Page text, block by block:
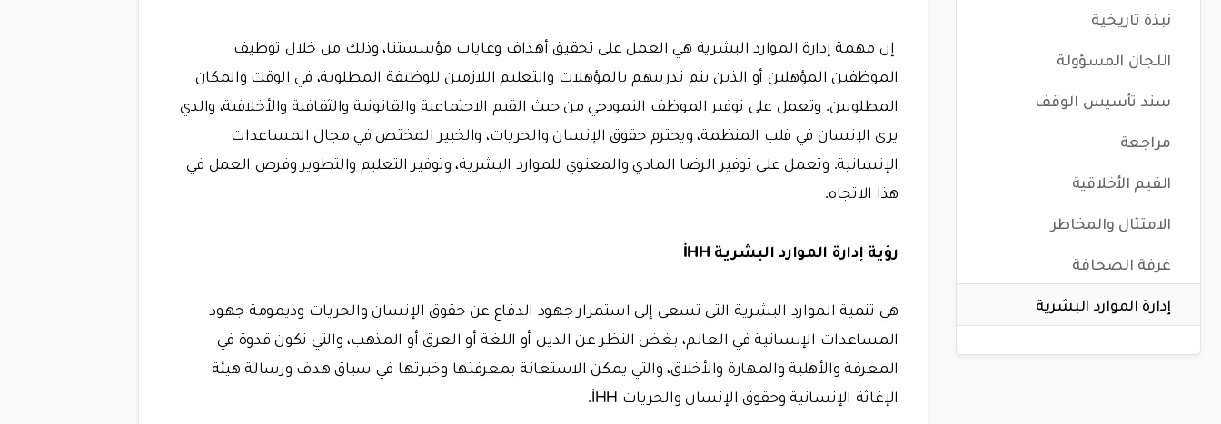
نبذة تاريخية
اللجان المسؤولة
سند تأسيس الوقف
مراجعة
القيم الأخلاقية
الامتثال والمخاطر
غرفة الصحافة
إدارة الموارد البشرية
إن مهمة إدارة الموارد البشرية هي العمل على تحقيق أهداف وغايات مؤسستنا، وذلك من خلال توظيف
الموظفين المؤهلين أو الذين يتم تدريبهم بالمؤهلات والتعليم اللازمين للوظيفة المطلوبة، في الوقت والمكان
المطلوبين. وتعمل على توفير الموظف النموذجي من حيث القيم الاجتماعية والقانونية والثقافية والأخلاقية، والذي
يرى الإنسان في قلب المنظمة، ويحترم حقوق الإنسان والحريات، والخبير المختص في مجال المساعدات
الإنسانية. وتعمل على توفير الرضا المادي والمعنوي للموارد البشرية، وتوفير التعليم والتطوير وفرص العمل في
هذا الاتجاه.
رؤية إدارة الموارد البشرية İHH
هي تنمية الموارد البشرية التي تسعى إلى استمرار جهود الدفاع عن حقوق الإنسان والحريات وديمومة جهود
المساعدات الإنسانية في العالم، بغض النظر عن الدين أو اللغة أو العرق أو المذهب، والتي تكون قدوة في
المعرفة والأهلية والمهارة والأخلاق، والتي يمكن الاستعانة بمعرفتها وخبرتها في سياق هدف ورسالة هيئة
الإغاثة الإنسانية وحقوق الإنسان والحريات İHH.